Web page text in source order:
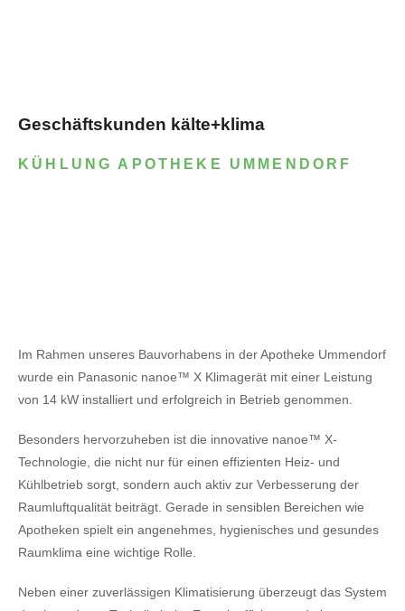
Geschäftskunden kälte+klima
KÜHLUNG APOTHEKE UMMENDORF
Im Rahmen unseres Bauvorhabens in der Apotheke Ummendorf
wurde ein Panasonic nanoe™ X Klimagerät mit einer Leistung
von 14 kW installiert und erfolgreich in Betrieb genommen.
Besonders hervorzuheben ist die innovative nanoe™ X-
Technologie, die nicht nur für einen effizienten Heiz- und
Kühlbetrieb sorgt, sondern auch aktiv zur Verbesserung der
Raumluftqualität beiträgt. Gerade in sensiblen Bereichen wie
Apotheken spielt ein angenehmes, hygienisches und gesundes
Raumklima eine wichtige Rolle.
Neben einer zuverlässigen Klimatisierung überzeugt das System